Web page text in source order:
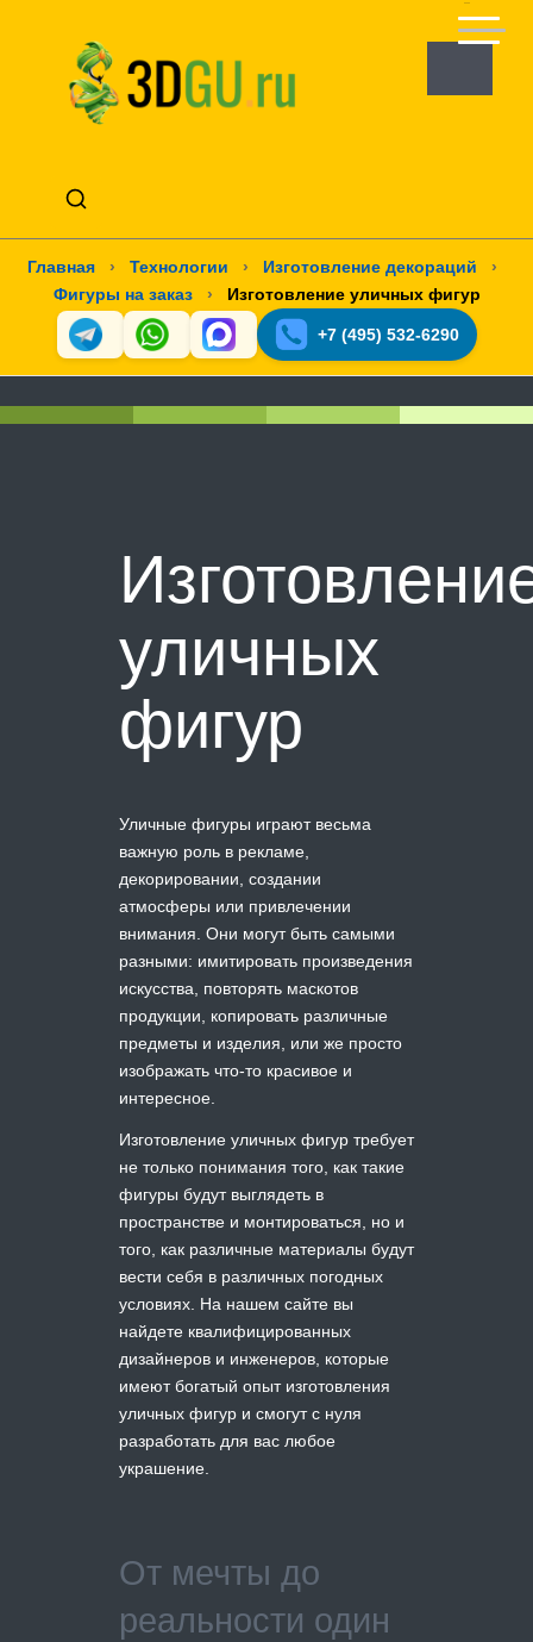
Главная › Технологии › Изготовление декораций
›
Фигуры на заказ
› Изготовление уличных фигур
+7 (495) 532-6290
уличных
фигур
Уличные фигуры играют весьма
важную роль в рекламе,
декорировании, создании
атмосферы или привлечении
внимания. Они могут быть самыми
разными: имитировать произведения
искусства, повторять маскотов
продукции, копировать различные
предметы и изделия, или же просто
изображать что-то красивое и
интересное.
Изготовление уличных фигур требует
не только понимания того, как такие
фигуры будут выглядеть в
пространстве и монтироваться, но и
того, как различные материалы будут
вести себя в различных погодных
условиях. На нашем сайте вы
найдете квалифицированных
дизайнеров и инженеров, которые
имеют богатый опыт изготовления
уличных фигур и смогут с нуля
разработать для вас любое
украшение.
От мечты до
реальности один